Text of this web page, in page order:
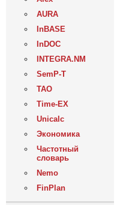
AURA
InBASE
InDOC
INTEGRA.NM
SemP-T
ТАО
Time-EX
Unicalc
Экономика
Частотный
словарь
Nemo
FinPlan